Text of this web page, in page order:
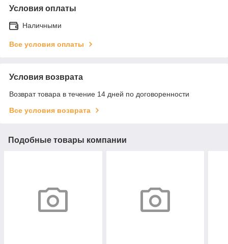
Условия оплаты
Наличными
Все условия оплаты
Условия возврата
Возврат товара в течение 14 дней по договоренности
Все условия возврата
Подобные товары компании